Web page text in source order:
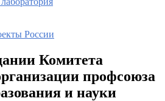
России
Комитета
профсоюза
и науки